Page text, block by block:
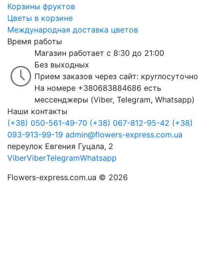
Корзины фруктов
Цветы в корзине
Международная доставка цветов
Время работы
Магазин работает с 8:30 до 21:00
Без выходных
Прием заказов через сайт: круглосуточно
На номере +380683884686 есть
мессенджеры (Viber, Telegram, Whatsapp)
Наши контакты
(+38) 050-561-49-70 (+38) 067-812-95-42 (+38)
093-913-99-19 admin@flowers-express.com.ua
переулок Евгения Гуцала, 2
ViberViberTelegramWhatsapp
Flowers-express.com.ua © 2026